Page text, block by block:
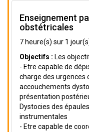
Enseignement
obstétricales
7 heure(s) sur 1
Objectifs : Les
- Etre capable de
charge des urgences
accouchements
présentation
Dystocies des
instrumentales
- Etre capable de